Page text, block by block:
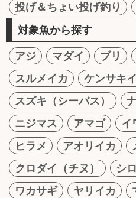
投げ＆ちょい投げ釣り
対象魚から探す
アジ マダイ ブリ
スルメイカ
ケンサキ
スズキ（シーバス）
ニジマス
アマゴ イ
ヒラメ
アオリイカ
クロダイ（チヌ）
シ
ワカサギ
ヤリイカ